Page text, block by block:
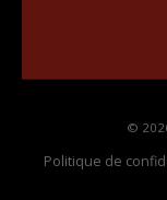
©
Politique de